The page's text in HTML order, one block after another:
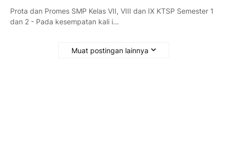
Prota dan Promes SMP Kelas VII, VIII dan IX KTSP Semester 1
dan 2 - Pada kesempatan kali i…
Muat postingan lainnya